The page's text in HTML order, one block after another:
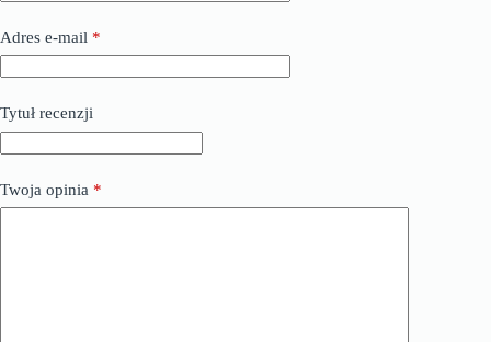
Adres e-mail *
Tytuł recenzji
Twoja opinia *